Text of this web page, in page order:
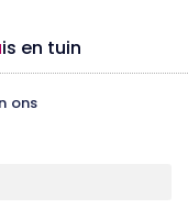
is en tuin
ons